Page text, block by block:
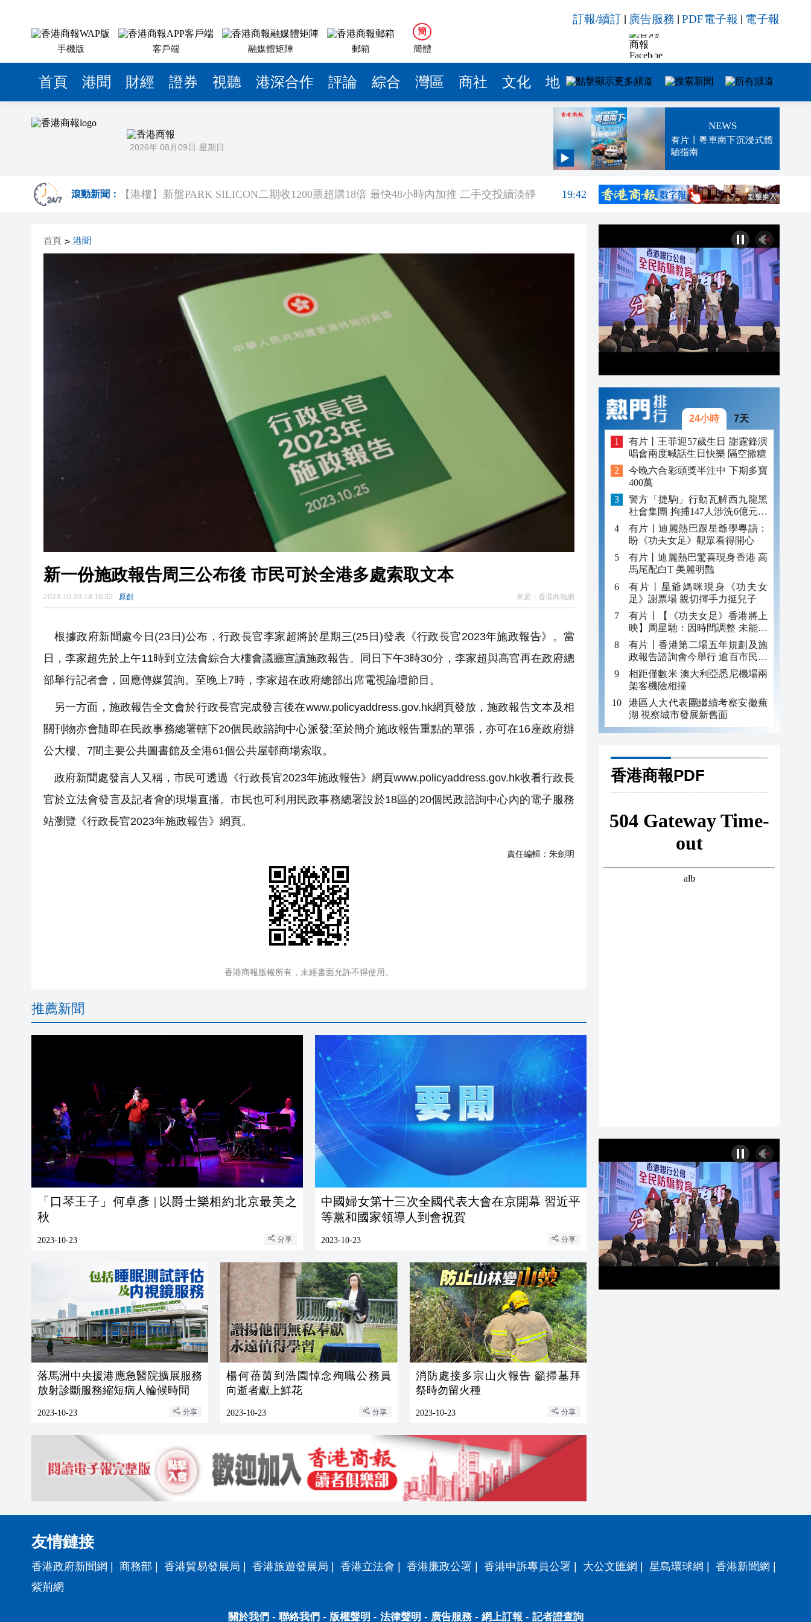
手機版 客戶端 融媒體矩陣 郵箱
簡
簡體
訂報/續訂 廣告服務 PDF電子報 電子報
首頁 港聞 財經 證券 視聽 港深合作 評論 綜合 灣區 商社 文化 地方 招商 專題
2026年 08月09日 星期日
NEWS
有片丨粵車南下沉浸式體
驗指南
滾動新聞： 衞生防護中心：一名有長期病患5歲女童感染甲流 情況嚴重
19:47
祖父母節逾500參加者共創世界紀錄 呼籲社會以手部按摩連結長者
伊朗最高領袖與總統舉行會談 討論經濟和軍事等問題
港區全國人大代表團結束安徽調研 建言深化皖港合作發展
民政總署開放19間社區會堂和社區中心作臨時避暑中心
有片 | 廣東省第十七屆運動會暨第十屆殘疾人運動會開幕式主題歌《心念山海》MV正式發布
首頁 > 港聞
新一份施政報告周三公布後 市民可於全港多處索取文本
2023-10-23 18:16:32 原創 來源： 香港商報網
根據政府新聞處今日(23日)公布，行政長官李家超將於星期三(25日)發表《行政長官2023年施政報告》。當
日，李家超先於上午11時到立法會綜合大樓會議廳宣讀施政報告。同日下午3時30分，李家超與高官再在政府總
部舉行記者會，回應傳媒質詢。至晚上7時，李家超在政府總部出席電視論壇節目。
另一方面，施政報告全文會於行政長官完成發言後在www.policyaddress.gov.hk網頁發放，施政報告文本及相
關刊物亦會隨即在民政事務總署轄下20個民政諮詢中心派發;至於簡介施政報告重點的單張，亦可在16座政府辦
公大樓、7間主要公共圖書館及全港61個公共屋邨商場索取。
政府新聞處發言人又稱，市民可透過《行政長官2023年施政報告》網頁www.policyaddress.gov.hk收看行政長
官於立法會發言及記者會的現場直播。市民也可利用民政事務總署設於18區的20個民政諮詢中心內的電子服務
站瀏覽《行政長官2023年施政報告》網頁。
責任編輯： 朱劍明
香港商報版權所有，未經書面允許不得使用。
推薦新聞
「口琴王子」何卓彥 | 以爵士樂相約北京最美之
秋
2023-10-23 分享
中國婦女第十三次全國代表大會在京開幕 習近平
等黨和國家領導人到會祝賀
2023-10-23 分享
落馬洲中央援港應急醫院擴展服務
放射診斷服務縮短病人輪候時間
2023-10-23 分享
楊何蓓茵到浩園悼念殉職公務員
向逝者獻上鮮花
2023-10-23 分享
消防處接多宗山火報告 籲掃墓拜
祭時勿留火種
2023-10-23 分享
24小時 7天
有片丨王菲迎57歲生日 謝霆鋒演
唱會兩度喊話生日快樂 隔空撒糖
今晚六合彩頭獎半注中 下期多寶
400萬
警方「捷駒」行動瓦解西九龍黑
社會集團 拘捕147人涉洗6億元黑
錢
有片丨迪麗熱巴跟星爺學粵語：
盼《功夫女足》觀眾看得開心
有片丨迪麗熱巴驚喜現身香港 高
馬尾配白T 美麗明豔
有片丨星爺媽咪現身《功夫女
足》謝票場 親切揮手力挺兒子
有片丨【《功夫女足》香港將上
映】周星馳：因時間調整 未能製
作粵語版 對此深表遺憾
有片丨香港第二場五年規劃及施
政報告諮詢會今舉行 逾百市民出
席
相距僅數米 澳大利亞悉尼機場兩
架客機險相撞
港區人大代表團繼續考察安徽蕪
湖 視察城市發展新舊面
香港商報PDF
友情鏈接
香港政府新聞網 商務部 香港貿易發展局 香港旅遊發展局 香港立法會 香港廉政公署 香港申訴專員公署 大公文匯網 星島環球網 香港新聞網
紫荊網
關於我們 - 聯絡我們 - 版權聲明 - 法律聲明 - 廣告服務- 網上訂報 - 記者證查詢